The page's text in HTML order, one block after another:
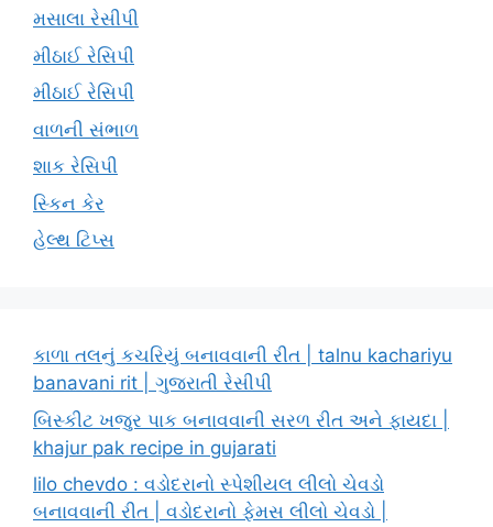
મસાલા રેસીપી
મીઠાઈ રેસિપી
મીઠાઈ રેસિપી
વાળની સંભાળ
શાક રેસિપી
સ્કિન કેર
હેલ્થ ટિપ્સ
કાળા તલનું કચરિયું બનાવવાની રીત | talnu kachariyu
banavani rit | ગુજરાતી રેસીપી
બિસ્કીટ ખજુર પાક બનાવવાની સરળ રીત અને ફાયદા |
khajur pak recipe in gujarati
lilo chevdo : વડોદરાનો સ્પેશીયલ લીલો ચેવડો
બનાવવાની રીત | વડોદરાનો ફેમસ લીલો ચેવડો |